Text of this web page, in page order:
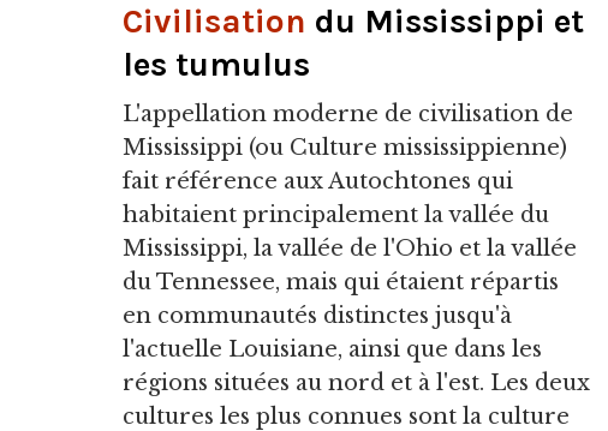
Civilisation du Mississippi et
les tumulus
L'appellation moderne de civilisation de
Mississippi (ou Culture mississippienne)
fait référence aux Autochtones qui
habitaient principalement la vallée du
Mississippi, la vallée de l'Ohio et la vallée
du Tennessee, mais qui étaient répartis
en communautés distinctes jusqu'à
l'actuelle Louisiane, ainsi que dans les
régions situées au nord et à l'est. Les deux
cultures les plus connues sont la culture